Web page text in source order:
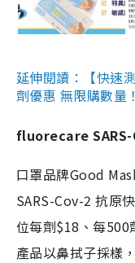
延伸閱讀：【快速
劑優惠 無限購數
fluorecare SARS-
口罩品牌Good
SARS-Cov-2 抗原
位每劑$18、每500
產品以鼻拭子採樣